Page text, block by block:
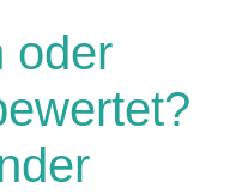
oder